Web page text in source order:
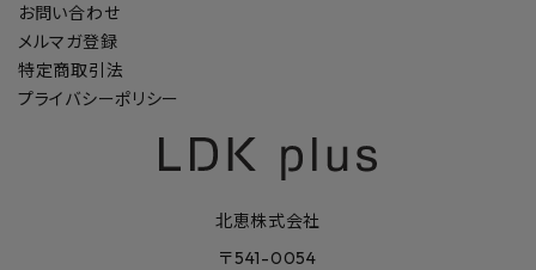
お問い合わせ
メルマガ登録
特定商取引法
プライバシーポリシー
北恵株式会社
〒541-0054